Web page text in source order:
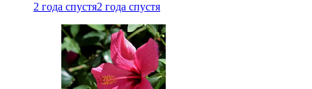
2 года спустя2 года спустя